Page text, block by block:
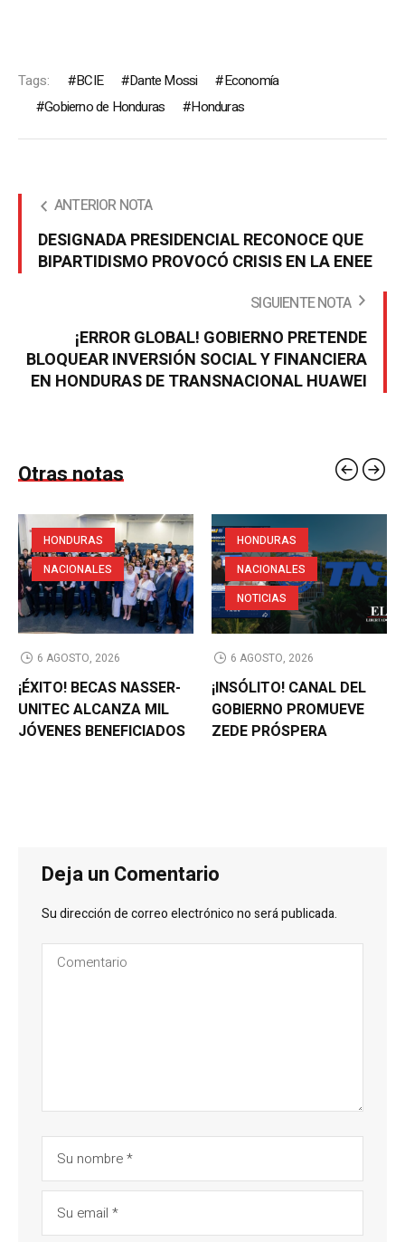
Tags: BCIE Dante Mossi
Economía
Gobierno de Honduras
Honduras
ANTERIOR NOTA
DESIGNADA PRESIDENCIAL RECONOCE QUE
BIPARTIDISMO PROVOCÓ CRISIS EN LA ENEE
SIGUIENTE NOTA
¡ERROR GLOBAL! GOBIERNO PRETENDE
BLOQUEAR INVERSIÓN SOCIAL Y FINANCIERA
EN HONDURAS DE TRANSNACIONAL HUAWEI
Otras notas
HONDURAS
NACIONALES
6 AGOSTO, 2026
¡ÉXITO! BECAS NASSER-
UNITEC ALCANZA MIL
JÓVENES BENEFICIADOS
HONDURAS
NACIONALES
NOTICIAS
6 AGOSTO, 2026
¡INSÓLITO! CANAL DEL
GOBIERNO PROMUEVE
ZEDE PRÓSPERA
Deja un Comentario
Su dirección de correo electrónico no será publicada.